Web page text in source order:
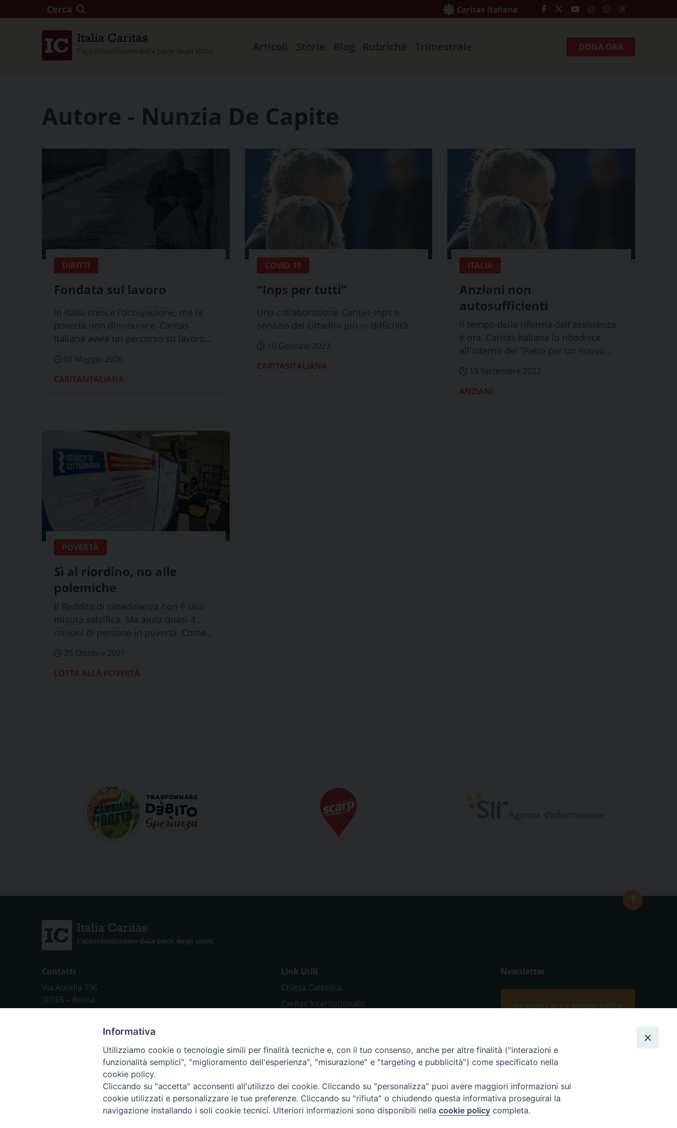
Cerca
Articoli Storie Blog Rubriche Trimestrale DONA ORA
Autore - Nunzia De Capite
DIRITTI
Fondata sul lavoro
In Italia cresce l’occupazione, ma la
povertà non diminuisce. Caritas
Italiana avvia un percorso su lavoro
01 Maggio 2026
CARITASITALIANA
COVID 19
“Inps per tutti”
Una collaborazione Caritas-Inps a
servizio dei cittadini più in difficoltà
10 Gennaio 2023
CARITASITALIANA
ITALIA
Anziani non
autosufficienti
Il tempo della riforma dell'assistenza
è ora. Caritas Italiana lo ribadisce
all'interno del “Patto per un nuovo
15 Settembre 2022
ANZIANI
POVERTÀ
Sì al riordino, no alle
polemiche
Il Reddito di cittadinanza non è una
misura salvifica. Ma aiuta quasi 4
milioni di persone in povertà. Come
25 Ottobre 2021
LOTTA ALLA POVERTÀ
Contatti
Via Aurelia 796
00165 – Roma
tel: +39 06 661 771
Link Utili
Chiesa Cattolica
Caritas Internationalis
Avvenire
Sir
Scarp de’ Tenis
Newsletter
ISCRIVITI ALLA NEWSLETTER
Informativa
Utilizziamo cookie o tecnologie simili per finalità tecniche e, con il tuo consenso, anche per altre finalità ("interazioni e
funzionalità semplici", "miglioramento dell'esperienza", "misurazione" e "targeting e pubblicità") come specificato nella
cookie policy.
Cliccando su "accetta" acconsenti all'utilizzo dei cookie. Cliccando su "personalizza" puoi avere maggiori informazioni sui
cookie utilizzati e personalizzare le tue preferenze. Cliccando su "rifiuta" o chiudendo questa informativa proseguirai la
navigazione installando i soli cookie tecnici. Ulteriori informazioni sono disponibili nella cookie policy completa.